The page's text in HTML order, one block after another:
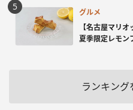
グルメ
【名古屋マリ
夏季限定レモン
ランキング